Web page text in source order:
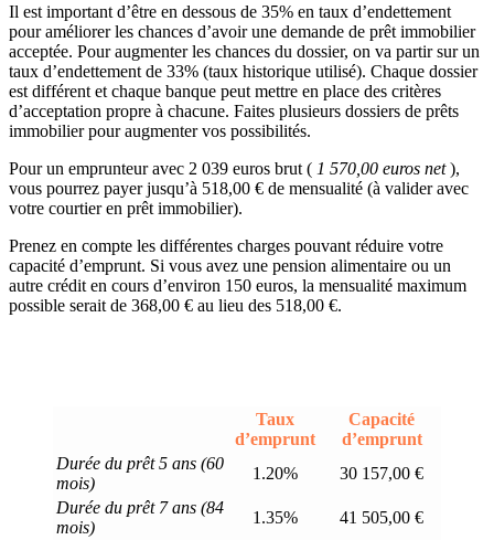
Il est important d’être en dessous de 35% en taux d’endettement
pour améliorer les chances d’avoir une demande de prêt immobilier
acceptée. Pour augmenter les chances du dossier, on va partir sur un
taux d’endettement de 33% (taux historique utilisé). Chaque dossier
est différent et chaque banque peut mettre en place des critères
d’acceptation propre à chacune. Faites plusieurs dossiers de prêts
immobilier pour augmenter vos possibilités.
Pour un emprunteur avec 2 039 euros brut ( 1 570,00 euros net),
vous pourrez payer jusqu’à 518,00 € de mensualité (à valider avec
votre courtier en prêt immobilier).
Prenez en compte les différentes charges pouvant réduire votre
capacité d’emprunt. Si vous avez une pension alimentaire ou un
autre crédit en cours d’environ 150 euros, la mensualité maximum
possible serait de 368,00 € au lieu des 518,00 €.
Taux
d’emprunt
Capacité
d’emprunt
Durée du prêt 5 ans (60
mois)
1.20%
30 157,00 €
Durée du prêt 7 ans (84
mois)
1.35%
41 505,00 €